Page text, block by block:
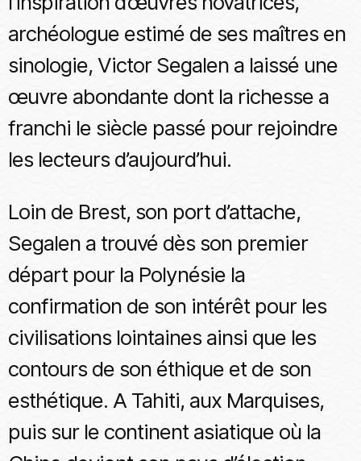
archéologue estimé de ses maîtres en
sinologie, Victor Segalen a laissé une
œuvre abondante dont la richesse a
franchi le siècle passé pour rejoindre
les lecteurs d’aujourd’hui.
Loin de Brest, son port d’attache,
Segalen a trouvé dès son premier
départ pour la Polynésie la
confirmation de son intérêt pour les
civilisations lointaines ainsi que les
contours de son éthique et de son
esthétique. A Tahiti, aux Marquises,
puis sur le continent asiatique où la